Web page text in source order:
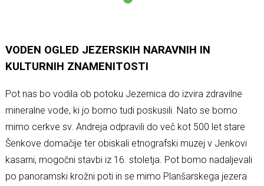
VODEN OGLED JEZERSKIH NARAVNIH IN
KULTURNIH ZNAMENITOSTI
Pot nas bo vodila ob potoku Jezernica do izvira zdravilne
mineralne vode, ki jo bomo tudi poskusili. Nato se bomo
mimo cerkve sv. Andreja odpravili do več kot 500 let stare
Šenkove domačije ter obiskali etnografski muzej v Jenkovi
kasarni, mogočni stavbi iz 16. stoletja. Pot bomo nadaljevali
po panoramski krožni poti in se mimo Planšarskega jezera